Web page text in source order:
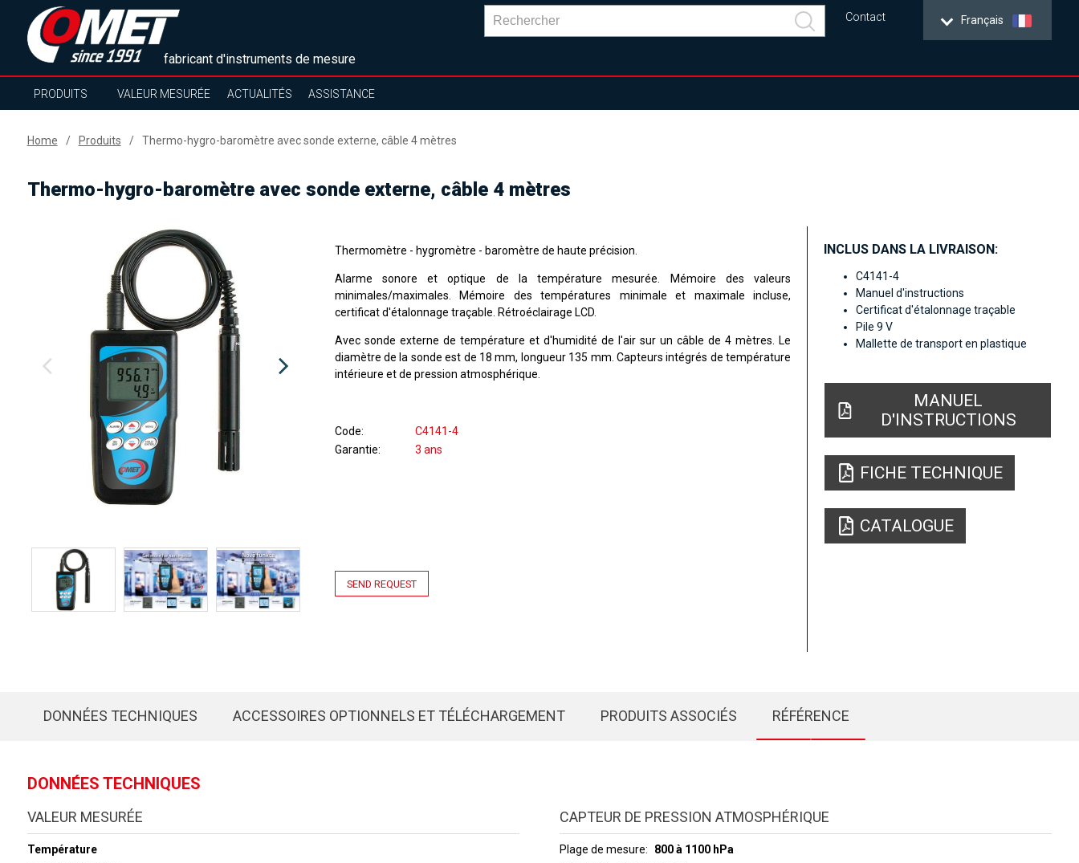
fabricant d'instruments de mesure
Français
Contact
PRODUITS VALEUR MESURÉE ACTUALITÉS ASSISTANCE
Home Produits Thermo-hygro-baromètre avec sonde externe, câble 4 mètres
Thermo-hygro-baromètre avec sonde externe, câble 4 mètres
Thermomètre - hygromètre - baromètre de haute précision.
Alarme sonore et optique de la température mesurée. Mémoire des valeurs
minimales/maximales. Mémoire des températures minimale et maximale incluse,
certificat d'étalonnage traçable. Rétroéclairage LCD.
Avec sonde externe de température et d'humidité de l'air sur un câble de 4 mètres. Le
diamètre de la sonde est de 18 mm, longueur 135 mm. Capteurs intégrés de température
intérieure et de pression atmosphérique.
Code
C4141-4
Garantie
3 ans
SEND REQUEST
INCLUS DANS LA LIVRAISON:
C4141-4
Manuel d'instructions
Certificat d'étalonnage traçable
Pile 9 V
Mallette de transport en plastique
MANUEL
D'INSTRUCTIONS
FICHE TECHNIQUE
CATALOGUE
DONNÉES TECHNIQUES ACCESSOIRES OPTIONNELS ET TÉLÉCHARGEMENT PRODUITS ASSOCIÉS RÉFÉRENCE
DONNÉES TECHNIQUES
VALEUR MESURÉE
Température
CAPTEUR DE PRESSION ATMOSPHÉRIQUE
Plage de mesure
800 à 1100 hPa